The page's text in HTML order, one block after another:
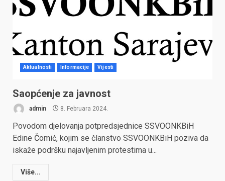
Aktualnosti Informacije Vijesti
Saopćenje za javnost
admin 8. Februara 2024.
Povodom djelovanja potpredsjednice SSVOONKBiH
Edine Čomić, kojim se članstvo SSVOONKBiH poziva da
iskaže podršku najavljenim protestima u...
Više...